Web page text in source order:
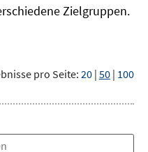
Zielgruppen.
pro Seite:20 | 50 | 100